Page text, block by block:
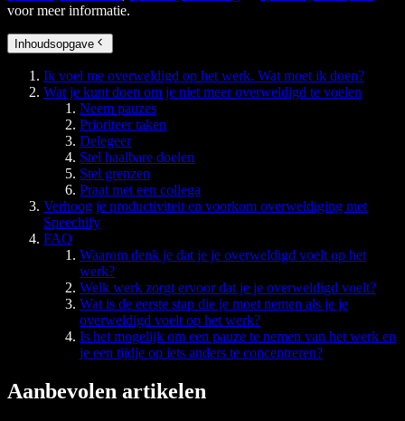
voor meer informatie.
Inhoudsopgave
Ik voel me overweldigd op het werk. Wat moet ik doen?
Wat je kunt doen om je niet meer overweldigd te voelen
Neem pauzes
Prioriteer taken
Delegeer
Stel haalbare doelen
Stel grenzen
Praat met een collega
Verhoog je productiviteit en voorkom overweldiging met
Speechify
FAQ
Waarom denk je dat je je overweldigd voelt op het
werk?
Welk werk zorgt ervoor dat je je overweldigd voelt?
Wat is de eerste stap die je moet nemen als je je
overweldigd voelt op het werk?
Is het mogelijk om een pauze te nemen van het werk en
je een tijdje op iets anders te concentreren?
Aanbevolen artikelen